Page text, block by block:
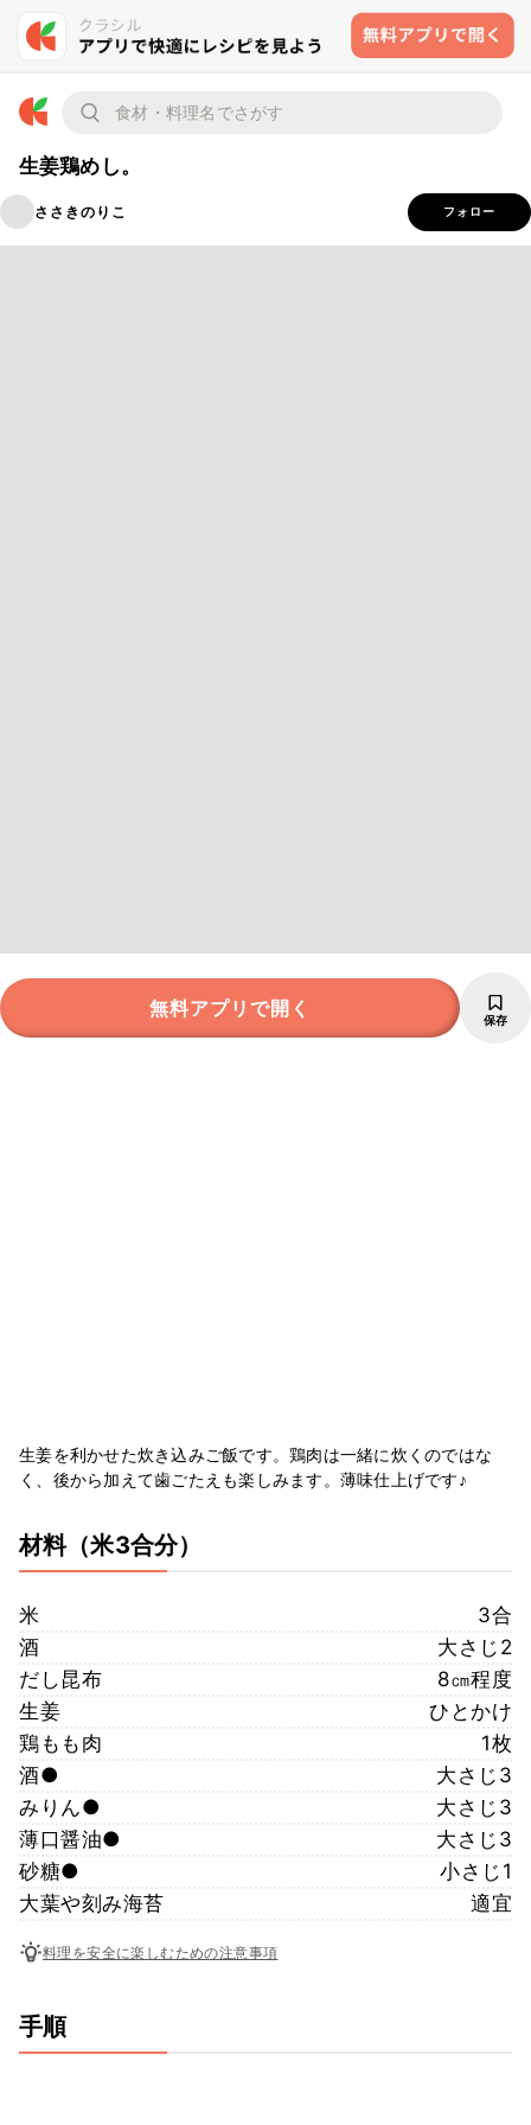
生姜鶏めし。
ささきのりこ フォロー
無料アプリで開く 保存
生姜を利かせた炊き込みご飯です。鶏肉は一緒に炊くのではな
く、後から加えて歯ごたえも楽しみます。薄味仕上げです♪
材料（米3合分）
米
3合
酒
大さじ2
だし昆布
8㎝程度
生姜
ひとかけ
鶏もも肉
1枚
酒●
大さじ3
みりん●
大さじ3
薄口醤油●
大さじ3
砂糖●
小さじ1
大葉や刻み海苔
適宜
料理を安全に楽しむための注意事項
手順